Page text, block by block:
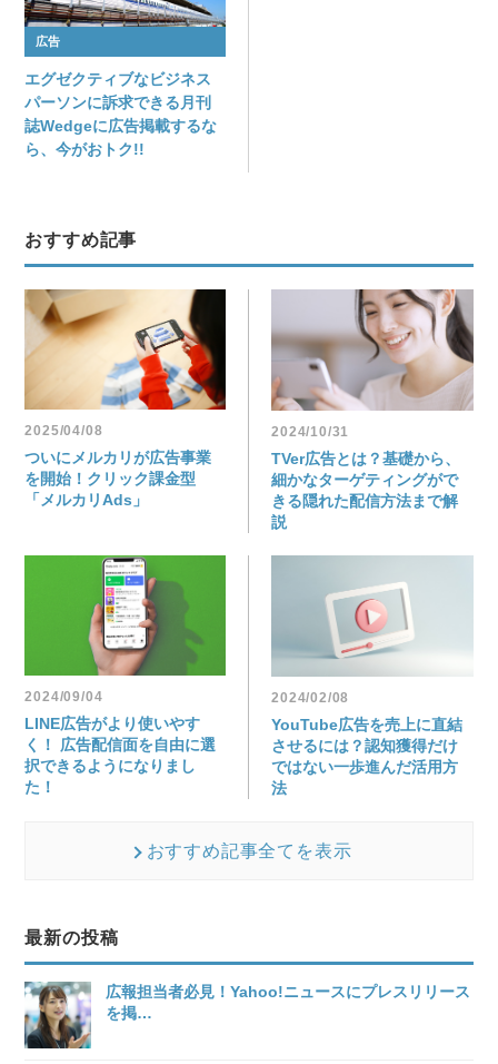
広告
エグゼクティブなビジネス
パーソンに訴求できる月刊
誌Wedgeに広告掲載するな
ら、今がおトク!!
おすすめ記事
2025/04/08
ついにメルカリが広告事業
を開始！クリック課金型
「メルカリAds」
2024/10/31
TVer広告とは？基礎から、
細かなターゲティングがで
きる隠れた配信方法まで解
説
2024/09/04
LINE広告がより使いやす
く！ 広告配信面を自由に選
択できるようになりまし
た！
2024/02/08
YouTube広告を売上に直結
させるには？認知獲得だけ
ではない一歩進んだ活用方
法
おすすめ記事全てを表示
最新の投稿
広報担当者必見！Yahoo!ニュースにプレスリリース
を掲…